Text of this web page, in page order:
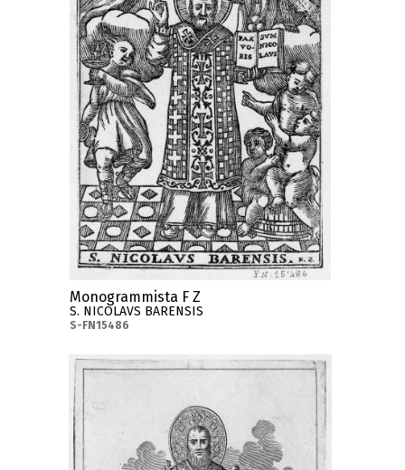
Monogrammista F Z
S. NICOLAVS BARENSIS
S-FN15486